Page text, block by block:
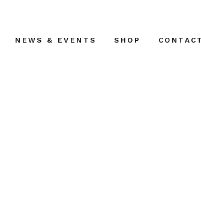
NEWS & EVENTS SHOP CONTACT